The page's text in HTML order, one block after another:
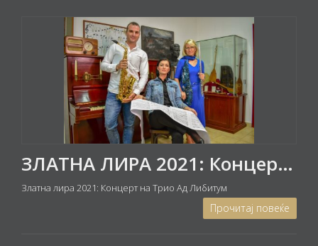
ЗЛАТНА ЛИРА 2021: Концерт на Трио АД ЛИБИТУМ
Златна лира 2021: Концерт на Трио Ад Либитум
Прочитај повеќе